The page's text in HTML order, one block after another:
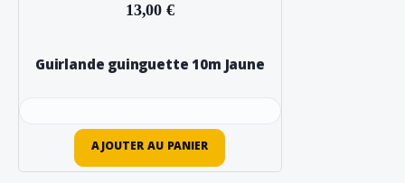
13,00 €
Guirlande guinguette 10m Jaune
AJOUTER AU PANIER